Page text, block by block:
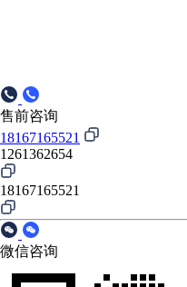
售前咨询
18167165521
1261362654
18167165521
微信咨询